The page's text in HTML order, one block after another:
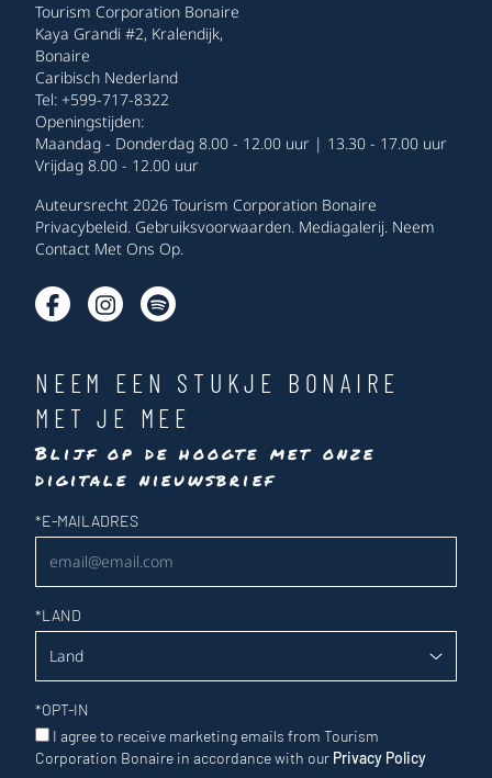
Tourism Corporation Bonaire
Kaya Grandi #2, Kralendijk,
Bonaire
Caribisch Nederland
Tel: +599-717-8322
Openingstijden:
Maandag - Donderdag 8.00 - 12.00 uur | 13.30 - 17.00 uur
Vrijdag 8.00 - 12.00 uur
Auteursrecht 2026 Tourism Corporation Bonaire
Privacybeleid. Gebruiksvoorwaarden. Mediagalerij. Neem
Contact Met Ons Op.
NEEM EEN STUKJE BONAIRE
MET JE MEE
Blijf op de hoogte met onze
digitale nieuwsbrief
Nieuwsbrief
*E-MAILADRES
*LAND
*OPT-IN
I agree to receive marketing emails from Tourism
Corporation Bonaire in accordance with our Privacy Policy